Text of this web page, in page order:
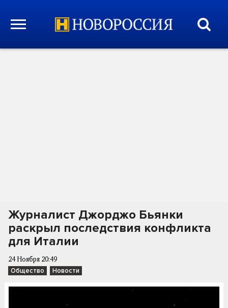
Журналист Джорджо Бьянки
раскрыл последствия конфликта
для Италии
24 Ноября 20:49
Общество Новости